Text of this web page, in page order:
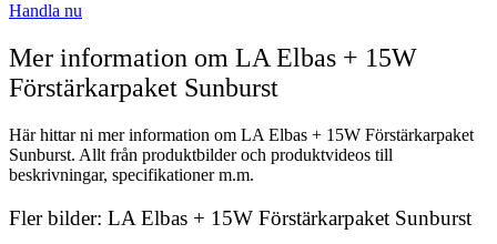
Handla nu
Mer information om LA Elbas + 15W
Förstärkarpaket Sunburst
Här hittar ni mer information om LA Elbas + 15W Förstärkarpaket
Sunburst. Allt från produktbilder och produktvideos till
beskrivningar, specifikationer m.m.
Fler bilder: LA Elbas + 15W Förstärkarpaket Sunburst